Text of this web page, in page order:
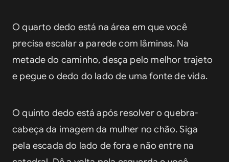
O quarto dedo está na área em que você
precisa escalar a parede com lâminas. Na
metade do caminho, desça pelo melhor trajeto
e pegue o dedo do lado de uma fonte de vida.
O quinto dedo está após resolver o quebra-
cabeça da imagem da mulher no chão. Siga
pela escada do lado de fora e não entre na